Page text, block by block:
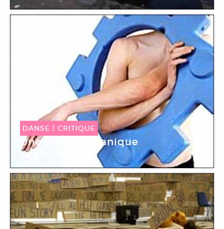
DANSE | CRITIQUE
Une Pièce mécanique
Geisha Fontaine